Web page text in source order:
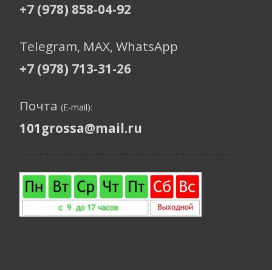
+7 (978) 858-04-92
Telegram, МАХ, WhatsApp
+7 (978) 713-31-26
Почта (E-mail):
101grossa@mail.ru